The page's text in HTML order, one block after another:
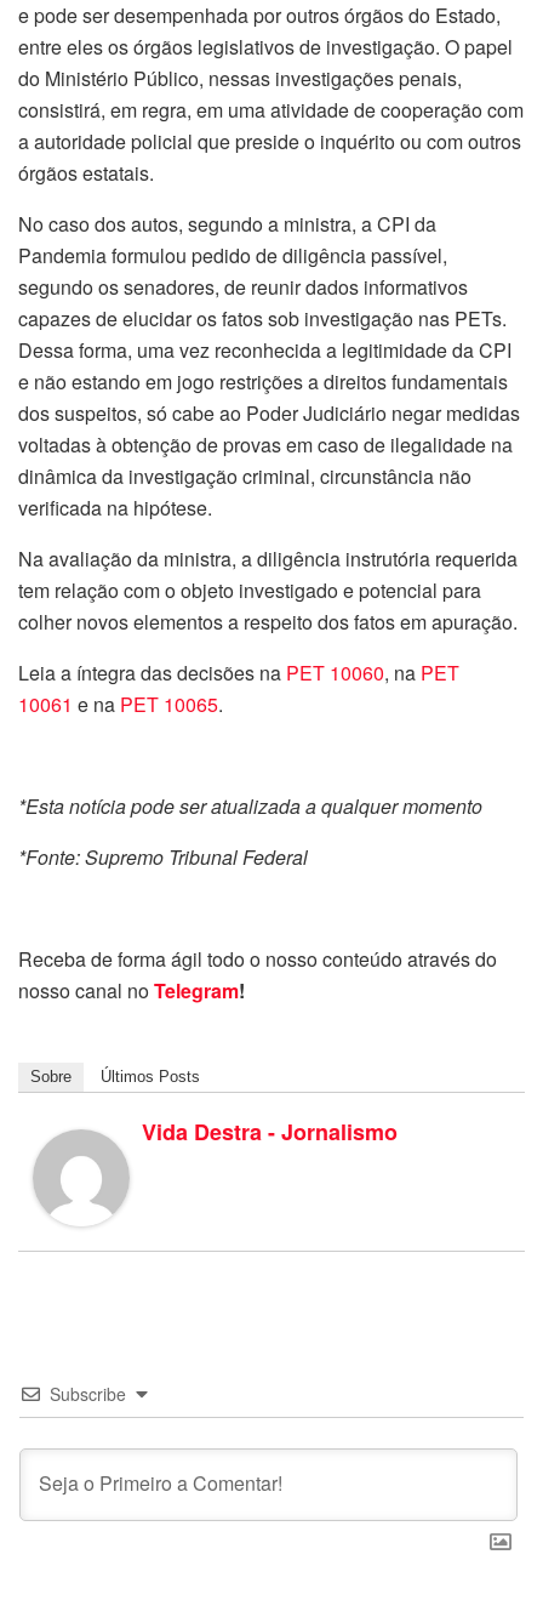
e pode ser desempenhada por outros órgãos do Estado,
entre eles os órgãos legislativos de investigação. O papel
do Ministério Público, nessas investigações penais,
consistirá, em regra, em uma atividade de cooperação com
a autoridade policial que preside o inquérito ou com outros
órgãos estatais.
No caso dos autos, segundo a ministra, a CPI da
Pandemia formulou pedido de diligência passível,
segundo os senadores, de reunir dados informativos
capazes de elucidar os fatos sob investigação nas PETs.
Dessa forma, uma vez reconhecida a legitimidade da CPI
e não estando em jogo restrições a direitos fundamentais
dos suspeitos, só cabe ao Poder Judiciário negar medidas
voltadas à obtenção de provas em caso de ilegalidade na
dinâmica da investigação criminal, circunstância não
verificada na hipótese.
Na avaliação da ministra, a diligência instrutória requerida
tem relação com o objeto investigado e potencial para
colher novos elementos a respeito dos fatos em apuração.
Leia a íntegra das decisões na PET 10060, na PET
10061 e na PET 10065.
*Esta notícia pode ser atualizada a qualquer momento
*Fonte: Supremo Tribunal Federal
Receba de forma ágil todo o nosso conteúdo através do
nosso canal noTelegram!
Sobre Últimos Posts
Vida Destra - Jornalismo
Subscribe